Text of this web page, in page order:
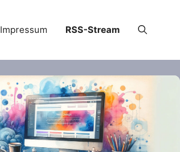
Impressum RSS-Stream